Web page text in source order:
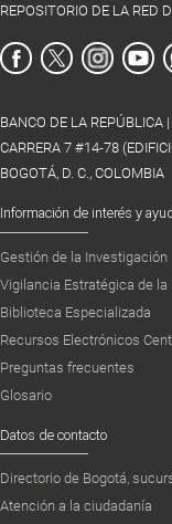
REPOSITORIO DE LA RED
BANCO DE LA REPÚBLICA
CARRERA 7 #14-78
BOGOTÁ, D. C., COLOMBIA
Información de interés y
Gestión de la Investigación
Vigilancia Estratégica de
Biblioteca Especializada
Recursos Electrónicos
Preguntas frecuentes
Glosario
Datos de contacto
Directorio de Bogotá,
Atención a la ciudadanía